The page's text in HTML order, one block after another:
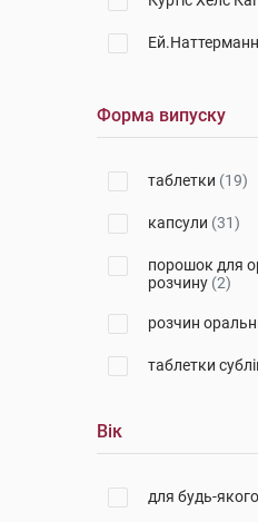
Чарлі ПП(1)
Медікофарма
Біомільз Пвт
Форма випуску
таблетки (19)
капсули (31)
порошок для
розчину (2)
розчин
таблетки
Вік
для будь-